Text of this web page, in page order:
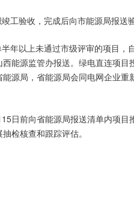
工验收，完成后向市能源局报
年以上未通过市级评审的项目
能源监管办报送。绿电直连项
源局，省能源局会同电网企业
日前向省能源局报送清单内项
检核查和跟踪评估。